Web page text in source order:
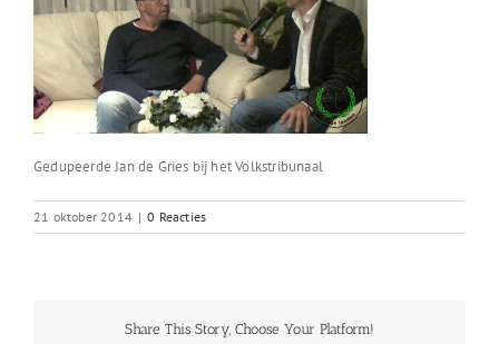
Gedupeerde Jan de Gries bij het Volkstribunaal
21 oktober 2014 | 0 Reacties
Share This Story, Choose Your Platform!